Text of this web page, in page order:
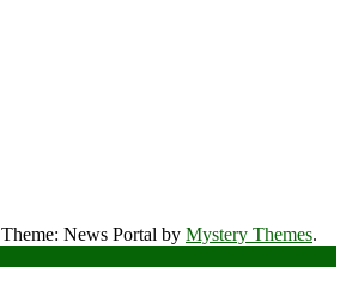
Theme: News Portal by Mystery Themes.